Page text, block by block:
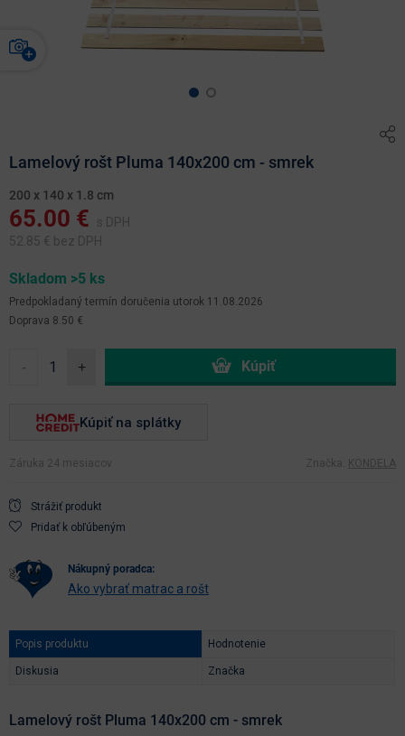
Lamelový rošt Pluma 140x200 cm - smrek
200 x 140 x 1.8 cm
65.00 €
s DPH
52.85 € bez DPH
Skladom >5 ks
Predpokladaný termín doručenia utorok 11.08.2026
Doprava 8.50 €
- +
Kúpiť na splátky
Záruka 24 mesiacov Značka: KONDELA
Strážiť produkt
Pridať k obľúbeným
nákupný poradca:
Ako vybrať matrac a rošt
Popis produktu Hodnotenie
Diskusia Značka
Lamelový rošt Pluma 140x200 cm - smrek